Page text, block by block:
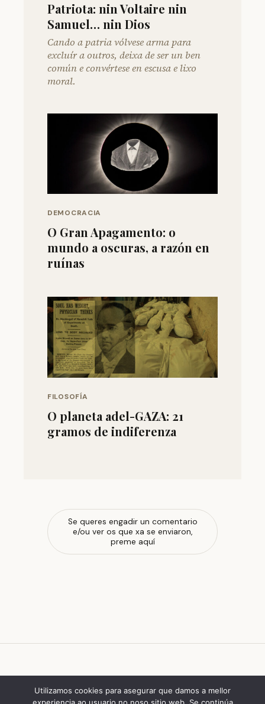
Patriota: nin Voltaire nin
Samuel… nin Dios
Cando a patria vólvese arma para
excluír a outros, deixa de ser un ben
común e convértese en escusa e lixo
moral.
DEMOCRACIA
O Gran Apagamento: o
mundo a oscuras, a razón en
ruínas
FILOSOFÍA
O planeta adel-GAZA: 21
gramos de indiferenza
Se queres engadir un comentario
e/ou ver os que xa se enviaron,
preme aquí
escola de ferrado
Utilizamos cookies para asegurar que damos a mellor